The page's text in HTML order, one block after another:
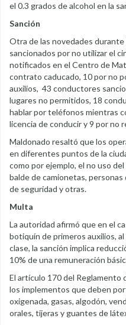
el 0.3 grados de alcohol en la
Sanción
Otra de las novedades durante
sancionados por no utilizar el
notificados en el Centro de
contrato caducado, 10 por no
auxilios, 43 conductores
lugares no permitidos, 18
hablar por teléfonos mientras
licencia de conducir y 9 por no
Maldonado resaltó que los
en diferentes puntos de la
como por ejemplo, el no uso
balde de camionetas,
de seguridad y otras.
Multa
La autoridad afirmó que en el
botiquín de primeros auxilios,
clase, la sanción implica
10% de una remuneración
El artículo 170 del Reglamento
los implementos que deben
oxigenada, gasas, algodón,
orales, tijeras y guantes de